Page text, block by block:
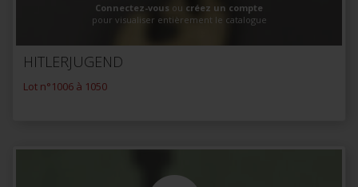
Connectez-vous ou créez un compte
pour visualiser entièrement le catalogue
HITLERJUGEND
Lot n°1006 à 1050